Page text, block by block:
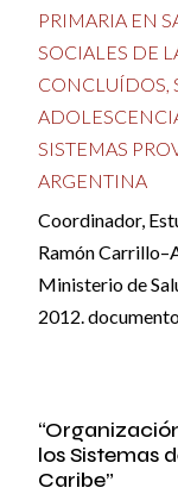
PRIMARIA EN
SOCIALES DE
CONCLUÍDOS
SISTEMAS
ARGENTINA
Coordinador,
Ramón
Ministerio de
2012.
los Sistemas
Caribe”